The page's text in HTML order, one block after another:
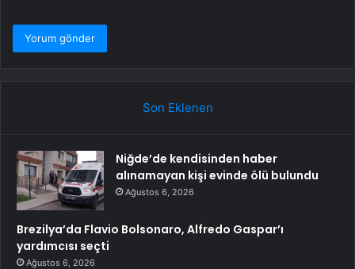
Son Eklenen
Niğde’de kendisinden haber
alınamayan kişi evinde ölü bulundu
Ağustos 6, 2026
Brezilya’da Flavio Bolsonaro, Alfredo Gaspar’ı
yardımcısı seçti
Ağustos 6, 2026